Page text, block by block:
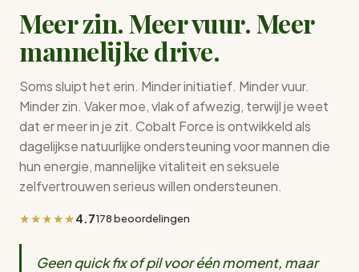
Meer zin. Meer vuur. Meer
mannelijke drive.
Soms sluipt het erin. Minder initiatief. Minder vuur.
Minder zin. Vaker moe, vlak of afwezig, terwijl je weet
dat er meer in je zit. Cobalt Force is ontwikkeld als
dagelijkse natuurlijke ondersteuning voor mannen die
hun energie, mannelijke vitaliteit en seksuele
zelfvertrouwen serieus willen ondersteunen.
★★★★★4.7178 beoordelingen
Geen quick fix of pil voor één moment, maar